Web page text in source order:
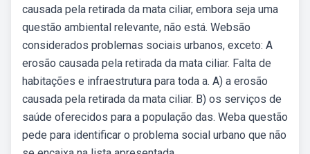
causada pela retirada da mata ciliar, embora seja uma
questão ambiental relevante, não está. Websão
considerados problemas sociais urbanos, exceto: A
erosão causada pela retirada da mata ciliar. Falta de
habitações e infraestrutura para toda a. A) a erosão
causada pela retirada da mata ciliar. B) os serviços de
saúde oferecidos para a população das. Weba questão
pede para identificar o problema social urbano que não